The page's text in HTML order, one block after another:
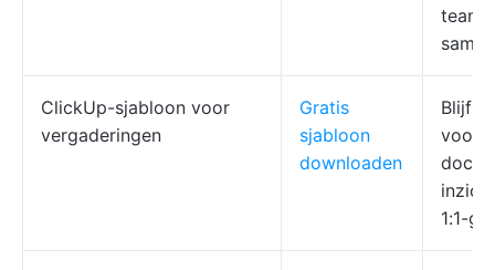
team
ClickUp-sjabloon voor
vergaderingen
Gratis
sjabloon
downloaden
Blijf
1:1-